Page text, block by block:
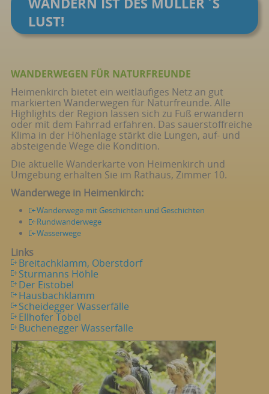
LUST!
WANDERWEGEN FÜR NATURFREUNDE
Heimenkirch bietet ein weitläufiges Netz an gut
markierten Wanderwegen für Naturfreunde. Alle
Highlights der Region lassen sich zu Fuß erwandern
oder mit dem Fahrrad erfahren. Das sauerstoffreiche
Klima in der Höhenlage stärkt die Lungen, auf- und
absteigende Wege die Kondition.
Die aktuelle Wanderkarte von Heimenkirch und
Umgebung erhalten Sie im Rathaus, Zimmer 10.
Wanderwege in Heimenkirch:
Wanderwege mit Geschichten und Geschichten
Rundwanderwege
Wasserwege
Links
Breitachklamm, Oberstdorf
Sturmanns Höhle
Der Eistobel
Hausbachklamm
Scheidegger Wasserfälle
Ellhofer Tobel
Buchenegger Wasserfälle